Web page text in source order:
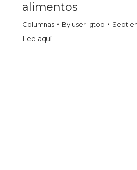
alimentos
Columnas By user_gtop
Lee aquí